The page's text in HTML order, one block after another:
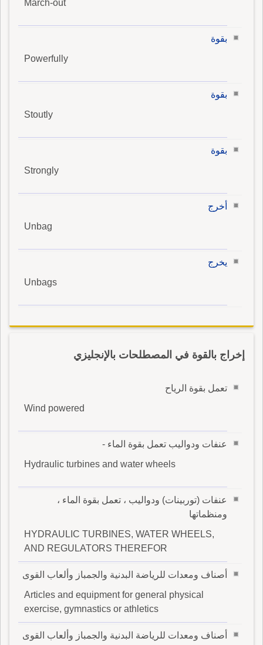
March-out
بقوة
Powerfully
بقوة
Stoutly
بقوة
Strongly
أخرج
Unbag
يخرج
Unbags
إخراج بالقوة في المصطلحات بالإنجليزي
تعمل بقوة الرياح
Wind powered
عنفات ودواليب تعمل بقوة الماء -
Hydraulic turbines and water wheels
عنفات (توربينات) ودواليب ، تعمل بقوة الماء ،
ومنظماتها
HYDRAULIC TURBINES, WATER WHEELS,
AND REGULATORS THEREFOR
أصناف ومعدات للرياضة البدنية والجمباز وألعاب القوى
Articles and equipment for general physical
exercise, gymnastics or athletics
أصناف ومعدات للرياضة البدنية والجمباز وألعاب القوى